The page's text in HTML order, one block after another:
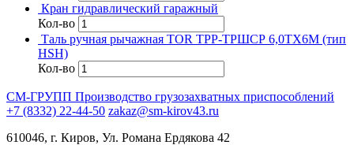
Кран гидравлический гаражный
Кол-во
Таль ручная рычажная TOR ТРР-ТРШСР 6,0ТХ6М (тип
HSH)
Кол-во
СМ-ГРУПП Производство грузозахватных приспособлений
+7 (8332) 22-44-50 zakaz@sm-kirov43.ru
610046, г. Киров, Ул. Романа Ердякова 42